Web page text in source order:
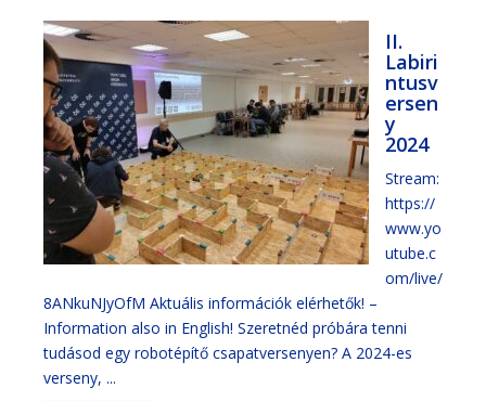
II.
Labiri
ntusv
ersen
y
2024
Stream:
https://
www.yo
utube.c
om/live/
8ANkuNJyOfM Aktuális információk elérhetők! –
Information also in English! Szeretnéd próbára tenni
tudásod egy robotépítő csapatversenyen? A 2024-es
verseny, ...